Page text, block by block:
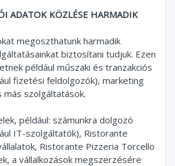
ADATOK KÖZLÉSE HARMADIK
megoszthatunk harmadik
biztosítani tudjuk. Ezen
például műszaki és tranzakciós
fizetési feldolgozók), marketing
szolgáltatások.
például: számunkra dolgozó
IT-szolgáltatók), Ristorante
Ristorante Pizzeria Torcello
a vállalkozások megszerzésére